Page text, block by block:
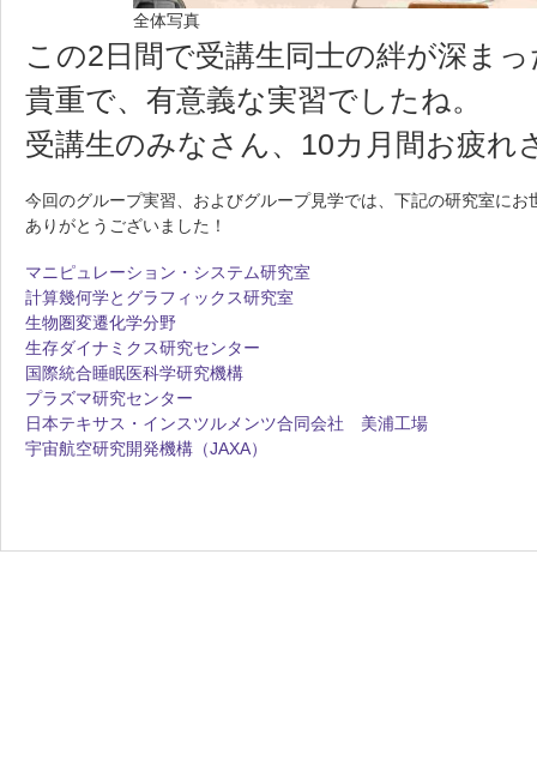
全体写真
この2日間で受講生同士の絆が深ま
貴重で、有意義な実習でしたね。
受講生のみなさん、10カ月間お疲れ
今回のグループ実習、およびグループ見学では、下記の研究室にお
ありがとうございました！
マニピュレーション・システム研究室
計算幾何学とグラフィックス研究室
生物圏変遷化学分野
生存ダイナミクス研究センター
国際統合睡眠医科学研究機構
プラズマ研究センター
日本テキサス・インスツルメンツ合同会社 美浦工場
宇宙航空研究開発機構（JAXA）